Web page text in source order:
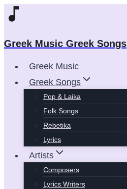
Skip
to
content
Greek Music Greek Songs
Greek Music
Greek Songs
Pop & Laika
Folk Songs
Rebetika
Lyrics
Artists
Composers
Lyrics Writers